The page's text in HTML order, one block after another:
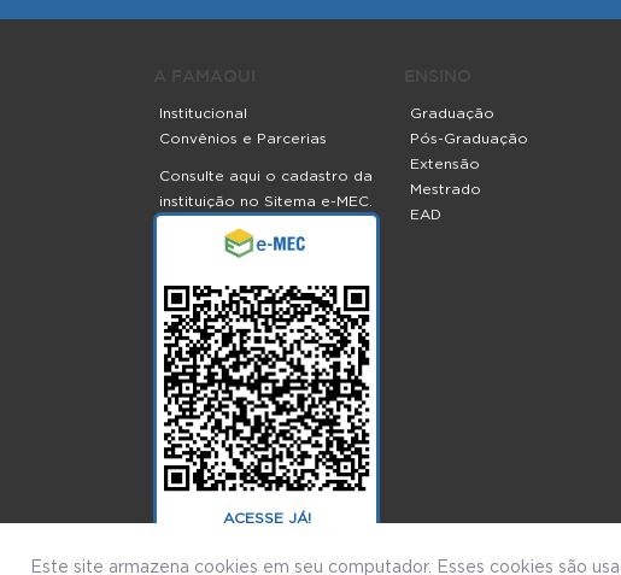
Este site armazena cookies em seu computador. Esses cookies são
Institucional
Convênios e Parcerias
Consulte aqui o cadastro da
instituição no Sitema e-MEC.
ACESSE JÁ!
Graduação
Pós-Graduação
Extensão
Mestrado
EAD